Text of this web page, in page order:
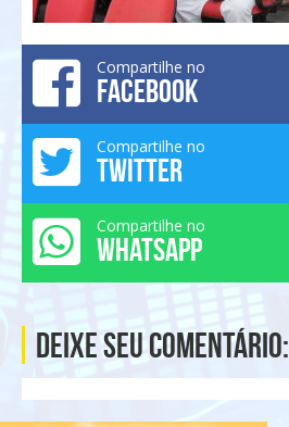
Compartilhe no
FACEBOOK
Compartilhe no
TWITTER
Compartilhe no
WHATSAPP
Deixe seu comentário: